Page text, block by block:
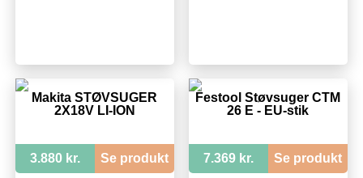
Makita STØVSUGER
2X18V LI-ION
3.880 kr. Se produkt
Festool Støvsuger CTM
26 E - EU-stik
7.369 kr. Se produkt